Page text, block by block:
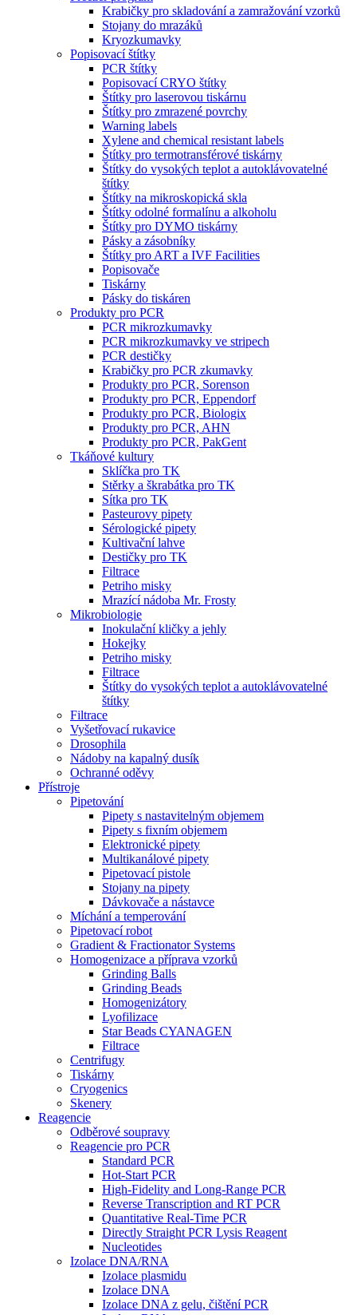
Krabičky pro skladování a zamražování vzorků
Stojany do mrazáků
Kryozkumavky
Popisovací štítky
PCR štítky
Popisovací CRYO štítky
Štítky pro laserovou tiskárnu
Štítky pro zmrazené povrchy
Warning labels
Xylene and chemical resistant labels
Štítky pro termotransférové tiskárny
Štítky do vysokých teplot a autoklávovatelné
štítky
Štítky na mikroskopická skla
Štítky odolné formalínu a alkoholu
Štítky pro DYMO tiskárny
Pásky a zásobníky
Štítky pro ART a IVF Facilities
Popisovače
Tiskárny
Pásky do tiskáren
Produkty pro PCR
PCR mikrozkumavky
PCR mikrozkumavky ve stripech
PCR destičky
Krabičky pro PCR zkumavky
Produkty pro PCR, Sorenson
Produkty pro PCR, Eppendorf
Produkty pro PCR, Biologix
Produkty pro PCR, AHN
Produkty pro PCR, PakGent
Tkáňové kultury
Sklíčka pro TK
Stěrky a škrabátka pro TK
Sítka pro TK
Pasteurovy pipety
Sérologické pipety
Kultivační lahve
Destičky pro TK
Filtrace
Petriho misky
Mrazící nádoba Mr. Frosty
Mikrobiologie
Inokulační kličky a jehly
Hokejky
Petriho misky
Filtrace
Štítky do vysokých teplot a autoklávovatelné
štítky
Filtrace
Vyšetřovací rukavice
Drosophila
Nádoby na kapalný dusík
Ochranné oděvy
Přístroje
Pipetování
Pipety s nastavitelným objemem
Pipety s fixním objemem
Elektronické pipety
Multikanálové pipety
Pipetovací pistole
Stojany na pipety
Dávkovače a nástavce
Míchání a temperování
Pipetovací robot
Gradient & Fractionator Systems
Homogenizace a příprava vzorků
Grinding Balls
Grinding Beads
Homogenizátory
Lyofilizace
Star Beads CYANAGEN
Filtrace
Centrifugy
Tiskárny
Cryogenics
Skenery
Reagencie
Odběrové soupravy
Reagencie pro PCR
Standard PCR
Hot-Start PCR
High-Fidelity and Long-Range PCR
Reverse Transcription and RT PCR
Quantitative Real-Time PCR
Directly Straight PCR Lysis Reagent
Nucleotides
Izolace DNA/RNA
Izolace plasmidu
Izolace DNA
Izolace DNA z gelu, čištění PCR